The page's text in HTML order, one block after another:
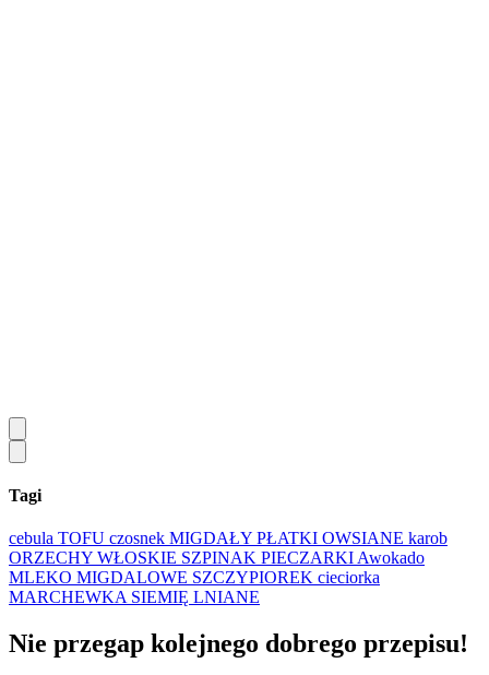
Tagi
cebula TOFU czosnek MIGDAŁY PŁATKI OWSIANE karob
ORZECHY WŁOSKIE SZPINAK PIECZARKIAwokado
MLEKO MIGDALOWE SZCZYPIOREK cieciorka
MARCHEWKA SIEMIĘ LNIANE
Nie przegap kolejnego dobrego przepisu!